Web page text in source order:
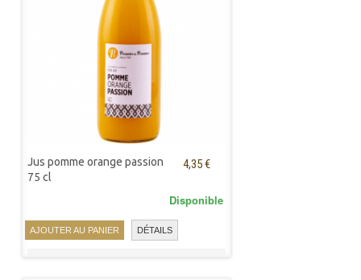
Jus pomme orange passion
75 cl
4,35 €
AJOUTER AU PANIER DÉTAILS
Disponible